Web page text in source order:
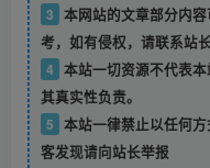
3 本网站的文章部分内
考，如有侵权，请联系站
4 本站一切资源不代表
其真实性负责。
5 本站一律禁止以任何
客发现请向站长举报